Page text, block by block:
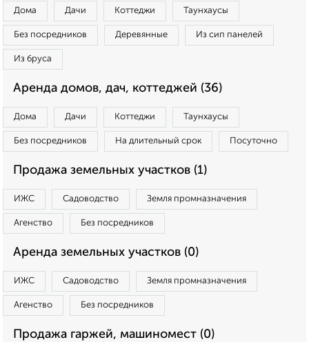
Дома Дачи Коттеджи Таунхаусы
Без посредников Деревянные Из сип панелей
Из бруса
Аренда домов, дач, коттеджей (36)
Дома Дачи Коттеджи Таунхаусы
Без посредников На длительный срок Посуточно
Продажа земельных участков (1)
ИЖС Садоводство Земля промназначения
Агенство Без посредников
Аренда земельных участков (0)
ИЖС Садоводство Земля промназначения
Агенство Без посредников
Продажа гаржей, машиномест (0)